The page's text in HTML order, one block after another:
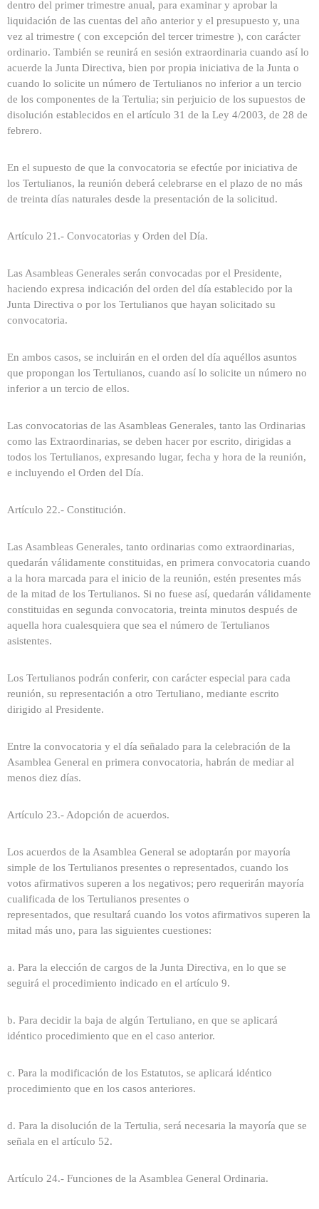
dentro del primer trimestre anual, para examinar y aprobar la
liquidación de las cuentas del año anterior y el presupuesto y, una
vez al trimestre ( con excepción del tercer trimestre ), con carácter
ordinario. También se reunirá en sesión extraordinaria cuando así lo
acuerde la Junta Directiva, bien por propia iniciativa de la Junta o
cuando lo solicite un número de Tertulianos no inferior a un tercio
de los componentes de la Tertulia; sin perjuicio de los supuestos de
disolución establecidos en el artículo 31 de la Ley 4/2003, de 28 de
febrero.
En el supuesto de que la convocatoria se efectúe por iniciativa de
los Tertulianos, la reunión deberá celebrarse en el plazo de no más
de treinta días naturales desde la presentación de la solicitud.
Artículo 21.- Convocatorias y Orden del Día.
Las Asambleas Generales serán convocadas por el Presidente,
haciendo expresa indicación del orden del día establecido por la
Junta Directiva o por los Tertulianos que hayan solicitado su
convocatoria.
En ambos casos, se incluirán en el orden del día aquéllos asuntos
que propongan los Tertulianos, cuando así lo solicite un número no
inferior a un tercio de ellos.
Las convocatorias de las Asambleas Generales, tanto las Ordinarias
como las Extraordinarias, se deben hacer por escrito, dirigidas a
todos los Tertulianos, expresando lugar, fecha y hora de la reunión,
e incluyendo el Orden del Día.
Artículo 22.- Constitución.
Las Asambleas Generales, tanto ordinarias como extraordinarias,
quedarán válidamente constituidas, en primera convocatoria cuando
a la hora marcada para el inicio de la reunión, estén presentes más
de la mitad de los Tertulianos. Si no fuese así, quedarán válidamente
constituidas en segunda convocatoria, treinta minutos después de
aquella hora cualesquiera que sea el número de Tertulianos
asistentes.
Los Tertulianos podrán conferir, con carácter especial para cada
reunión, su representación a otro Tertuliano, mediante escrito
dirigido al Presidente.
Entre la convocatoria y el día señalado para la celebración de la
Asamblea General en primera convocatoria, habrán de mediar al
menos diez días.
Artículo 23.- Adopción de acuerdos.
Los acuerdos de la Asamblea General se adoptarán por mayoría
simple de los Tertulianos presentes o representados, cuando los
votos afirmativos superen a los negativos; pero requerirán mayoría
cualificada de los Tertulianos presentes o
representados, que resultará cuando los votos afirmativos superen la
mitad más uno, para las siguientes cuestiones:
a. Para la elección de cargos de la Junta Directiva, en lo que se
seguirá el procedimiento indicado en el artículo 9.
b. Para decidir la baja de algún Tertuliano, en que se aplicará
idéntico procedimiento que en el caso anterior.
c. Para la modificación de los Estatutos, se aplicará idéntico
procedimiento que en los casos anteriores.
d. Para la disolución de la Tertulia, será necesaria la mayoría que se
señala en el artículo 52.
Artículo 24.- Funciones de la Asamblea General Ordinaria.